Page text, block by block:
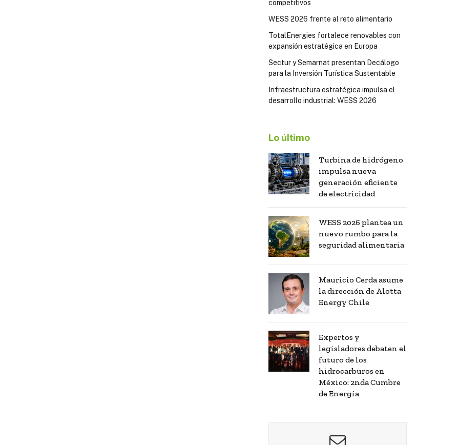
competitivos
WESS 2026 frente al reto alimentario
TotalEnergies fortalece renovables con
expansión estratégica en Europa
Sectur y Semarnat presentan Decálogo
para la Inversión Turística Sustentable
Infraestructura estratégica impulsa el
desarrollo industrial: WESS 2026
Lo último
Turbina de hidrógeno
impulsa nueva
generación eficiente
de electricidad
WESS 2026 plantea un
nuevo rumbo para la
seguridad alimentaria
Mauricio Cerda asume
la dirección de Alotta
Energy Chile
Expertos y
legisladores debaten el
futuro de los
hidrocarburos en
México: 2nda Cumbre
de Energía